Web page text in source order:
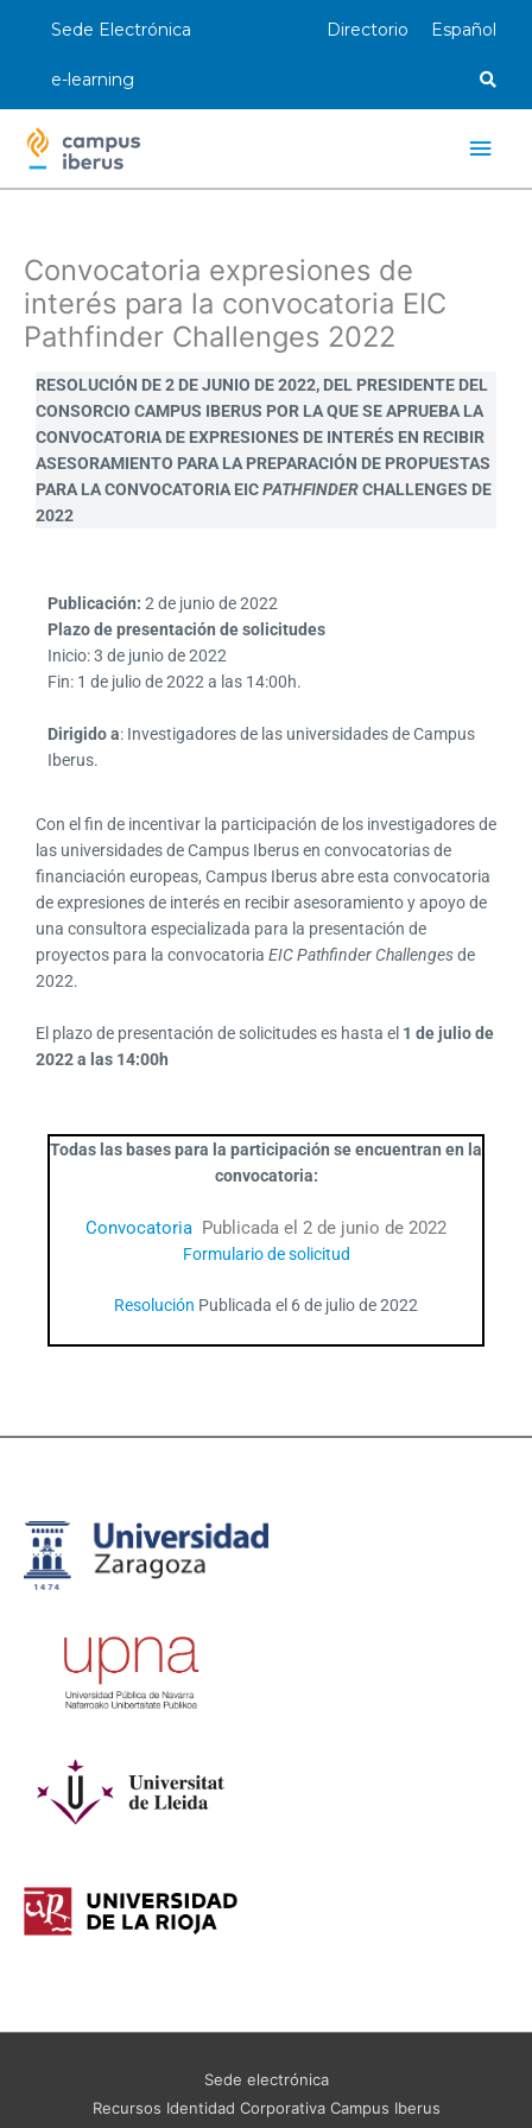
Sede Electrónica
e-learning
Directorio Español
Convocatoria expresiones de
interés para la convocatoria EIC
Pathfinder Challenges 2022
RESOLUCIÓN DE 2 DE JUNIO DE 2022, DEL PRESIDENTE DEL
CONSORCIO CAMPUS IBERUS POR LA QUE SE APRUEBA LA
CONVOCATORIA DE EXPRESIONES DE INTERÉS EN RECIBIR
ASESORAMIENTO PARA LA PREPARACIÓN DE PROPUESTAS
PARA LA CONVOCATORIA EICPATHFINDERCHALLENGES DE
2022
Publicación: 2 de junio de 2022
Plazo de presentación de solicitudes
Inicio: 3 de junio de 2022
Fin: 1 de julio de 2022 a las 14:00h.
Dirigido a: Investigadores de las universidades de Campus
Iberus.
Con el fin de incentivar la participación de los investigadores de
las universidades de Campus Iberus en convocatorias de
financiación europeas, Campus Iberus abre esta convocatoria
de expresiones de interés en recibir asesoramiento y apoyo de
una consultora especializada para la presentación de
proyectos para la convocatoria EIC Pathfinder Challengesde
2022.
El plazo de presentación de solicitudes es hasta el 1 de julio de
2022 a las 14:00h
Todas las bases para la participación se encuentran en la
convocatoria:
Convocatoria Publicada el 2 de junio de 2022
Formulario de solicitud
Resolución Publicada el 6 de julio de 2022
Sede electrónica
Recursos Identidad Corporativa Campus Iberus